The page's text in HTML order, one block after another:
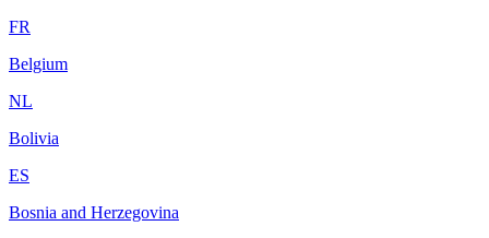
FR
Belgium
NL
Bolivia
ES
Bosnia and Herzegovina